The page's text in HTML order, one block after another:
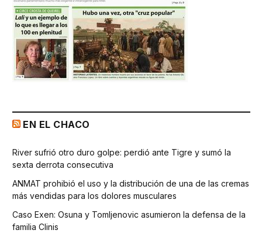
EN EL CHACO
River sufrió otro duro golpe: perdió ante Tigre y sumó la
sexta derrota consecutiva
ANMAT prohibió el uso y la distribución de una de las cremas
más vendidas para los dolores musculares
Caso Exen: Osuna y Tomljenovic asumieron la defensa de la
familia Clinis